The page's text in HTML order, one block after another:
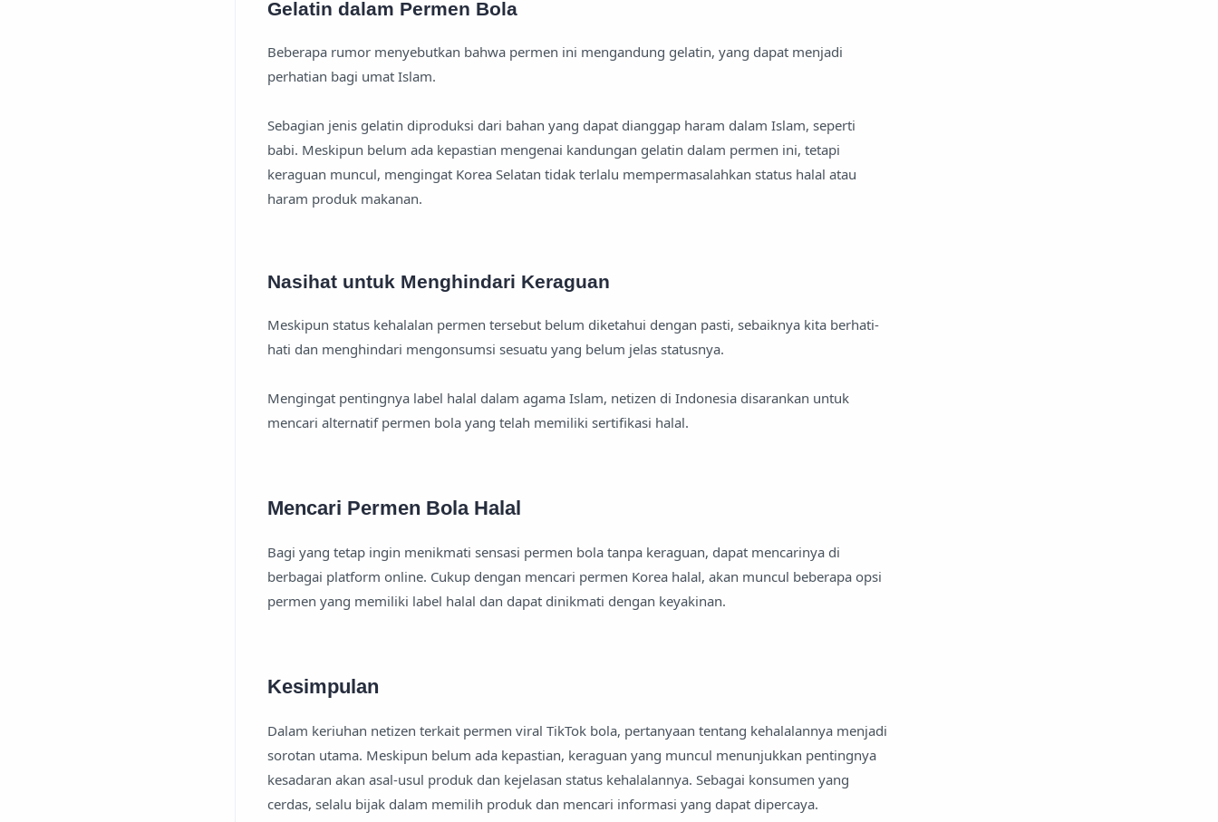
Gelatin dalam Permen Bola
Beberapa rumor menyebutkan bahwa permen ini mengandung gelatin, yang dapat menjadi
perhatian bagi umat Islam.
Sebagian jenis gelatin diproduksi dari bahan yang dapat dianggap haram dalam Islam, seperti
babi. Meskipun belum ada kepastian mengenai kandungan gelatin dalam permen ini, tetapi
keraguan muncul, mengingat Korea Selatan tidak terlalu mempermasalahkan status halal atau
haram produk makanan.
Nasihat untuk Menghindari Keraguan
Meskipun status kehalalan permen tersebut belum diketahui dengan pasti, sebaiknya kita berhati-
hati dan menghindari mengonsumsi sesuatu yang belum jelas statusnya.
Mengingat pentingnya label halal dalam agama Islam, netizen di Indonesia disarankan untuk
mencari alternatif permen bola yang telah memiliki sertifikasi halal.
Mencari Permen Bola Halal
Bagi yang tetap ingin menikmati sensasi permen bola tanpa keraguan, dapat mencarinya di
berbagai platform online. Cukup dengan mencari permen Korea halal, akan muncul beberapa opsi
permen yang memiliki label halal dan dapat dinikmati dengan keyakinan.
Kesimpulan
Dalam keriuhan netizen terkait permen viral TikTok bola, pertanyaan tentang kehalalannya menjadi
sorotan utama. Meskipun belum ada kepastian, keraguan yang muncul menunjukkan pentingnya
kesadaran akan asal-usul produk dan kejelasan status kehalalannya. Sebagai konsumen yang
cerdas, selalu bijak dalam memilih produk dan mencari informasi yang dapat dipercaya.